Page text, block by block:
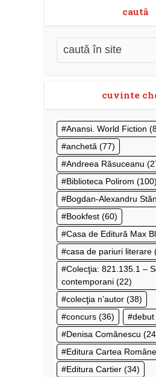
caută
cuvinte
Anansi. World Fiction
anchetă (77)
Andreea Răsuceanu
Biblioteca Polirom (100)
Bogdan-Alexandru
Bookfest (60)
Casa de Editură Max
casa de pariuri literare
Colecţia: 821.135.1 –
contemporani (22)
colecţia n’autor (38)
concurs (36) debut
Denisa Comănescu
Editura Cartea
Editura Cartier (34)